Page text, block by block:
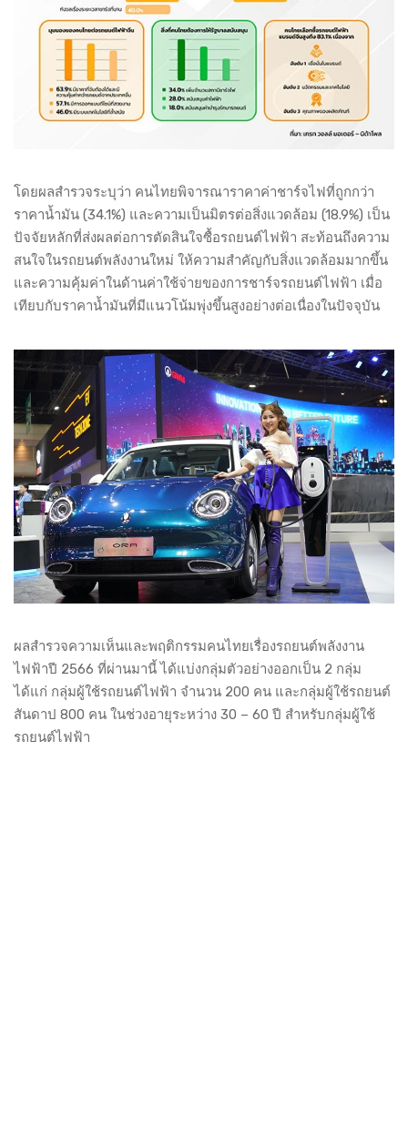
โดยผลสำรวจระบุว่า คนไทยพิจารณาราคาค่าชาร์จไฟที่ถูกกว่า
ราคาน้ำมัน (34.1%) และความเป็นมิตรต่อสิ่งแวดล้อม (18.9%) เป็น
ปัจจัยหลักที่ส่งผลต่อการตัดสินใจซื้อรถยนต์ไฟฟ้า สะท้อนถึงความ
สนใจในรถยนต์พลังงานใหม่ ให้ความสำคัญกับสิ่งแวดล้อมมากขึ้น
และความคุ้มค่าในด้านค่าใช้จ่ายของการชาร์จรถยนต์ไฟฟ้า เมื่อ
เทียบกับราคาน้ำมันที่มีแนวโน้มพุ่งขึ้นสูงอย่างต่อเนื่องในปัจจุบัน
ผลสำรวจความเห็นและพฤติกรรมคนไทยเรื่องรถยนต์พลังงาน
ไฟฟ้าปี 2566 ที่ผ่านมานี้ ได้แบ่งกลุ่มตัวอย่างออกเป็น 2 กลุ่ม
ได้แก่ กลุ่มผู้ใช้รถยนต์ไฟฟ้า จำนวน 200 คน และกลุ่มผู้ใช้รถยนต์
สันดาป 800 คน ในช่วงอายุระหว่าง 30 – 60 ปี สำหรับกลุ่มผู้ใช้
รถยนต์ไฟฟ้า